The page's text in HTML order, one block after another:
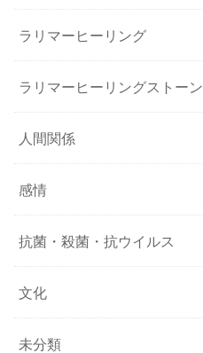
ラリマーヒーリング
ラリマーヒーリングストーン
人間関係
感情
抗菌・殺菌・抗ウイルス
文化
未分類